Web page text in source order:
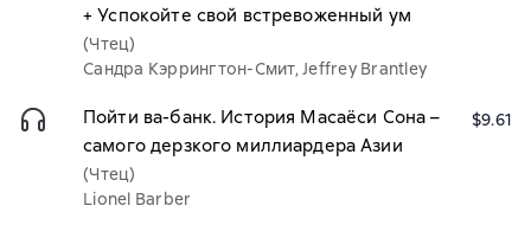
+ Успокойте свой встревоженный ум
(Чтец)
Сандра Кэррингтон-Смит, Jeffrey Brantley
Пойти ва-банк. История Масаёси Сона –
самого дерзкого миллиардера Азии
(Чтец)
Lionel Barber
$9.61